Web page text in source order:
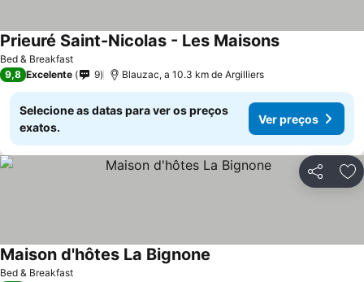
Bed & Breakfast
Prieuré Saint-Nicolas - Les Maisons
9,8 Excelente 9 Blauzac, a 10.3 km de Argilliers
Selecione as datas para ver os preços
exatos.
Ver preços
Partilhar
Bed & Breakfast
Maison d'hôtes La Bignone